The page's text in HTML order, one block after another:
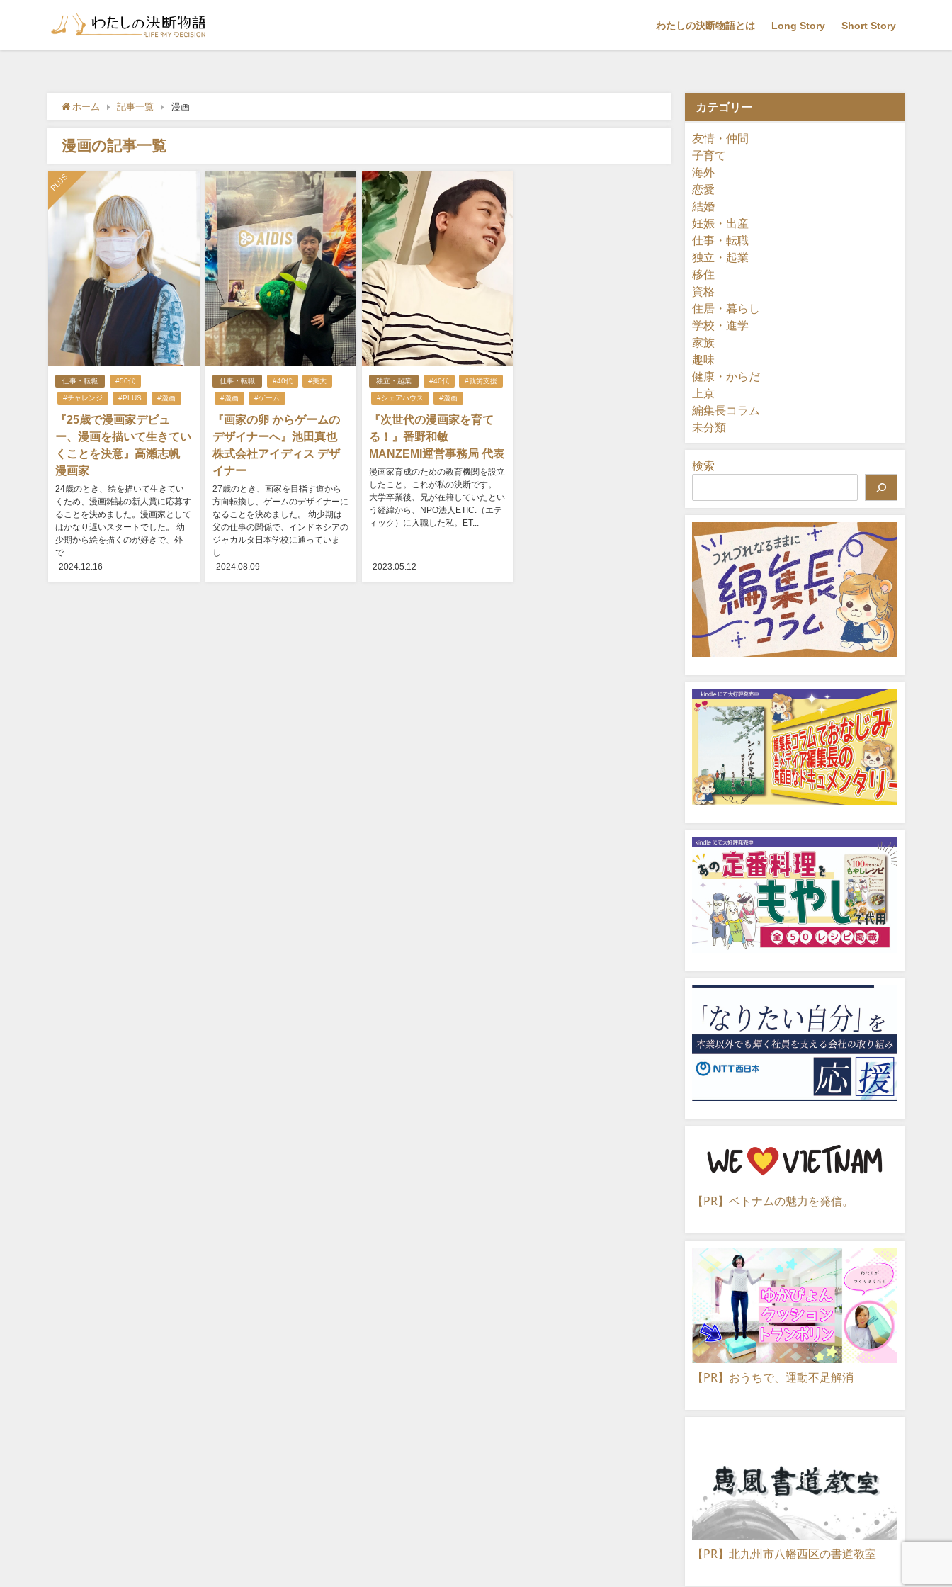
わたしの決断物語とは Long Story Short Story
ホーム 記事一覧 漫画
漫画の記事一覧
PLUS
仕事・転職 #50代
#チャレンジ #PLUS #漫画
『25歳で漫画家デビュ
ー、漫画を描いて生きてい
くことを決意』高瀬志帆
漫画家
24歳のとき、絵を描いて生きてい
くため、漫画雑誌の新人賞に応募す
ることを決めました。漫画家として
はかなり遅いスタートでした。 幼
少期から絵を描くのが好きで、外
で...
2024.12.16
仕事・転職 #40代 #美大
#漫画 #ゲーム
『画家の卵 からゲームの
デザイナーへ』池田真也
株式会社アイディス デザ
イナー
27歳のとき、画家を目指す道から
方向転換し、ゲームのデザイナーに
なることを決めました。 幼少期は
父の仕事の関係で、インドネシアの
ジャカルタ日本学校に通っていま
し...
2024.08.09
独立・起業 #40代 #就労支援
#シェアハウス #漫画
『次世代の漫画家を育て
る！』番野和敏
MANZEMI運営事務局 代表
漫画家育成のための教育機関を設立
したこと。これが私の決断です。
大学卒業後、兄が在籍していたとい
う経緯から、NPO法人ETIC.（エテ
ィック）に入職した私。ET...
2023.05.12
カテゴリー
友情・仲間
子育て
海外
恋愛
結婚
妊娠・出産
仕事・転職
独立・起業
移住
資格
住居・暮らし
学校・進学
家族
趣味
健康・からだ
上京
編集長コラム
未分類
検索
【PR】ベトナムの魅力を発信。
【PR】おうちで、運動不足解消
【PR】北九州市八幡西区の書道教室